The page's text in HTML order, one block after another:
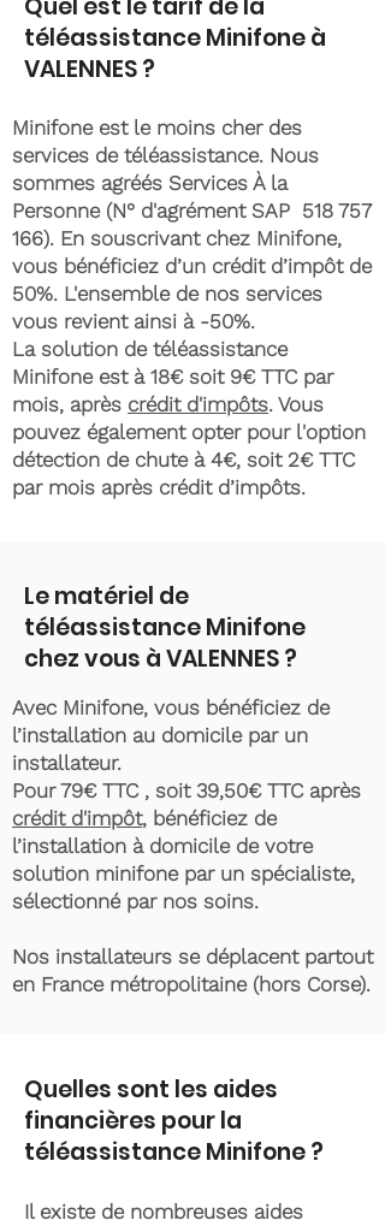
Quel est le tarif de la
téléassistance Minifone à
VALENNES ?
Minifone est le moins cher des
services de téléassistance. Nous
sommes agréés Services À la
Personne (N° d'agrément SAP 518 757
166). En souscrivant chez Minifone,
vous bénéficiez d’un crédit d’impôt de
50%. L'ensemble de nos services
vous revient ainsi à -50%.
La solution de téléassistance
Minifone est à 18€ soit 9€ TTC par
mois, après crédit d'impôts. Vous
pouvez également opter pour l'option
détection de chute à 4€, soit 2€ TTC
par mois après crédit d’impôts.
Le matériel de
téléassistance Minifone
chez vous à VALENNES ?
Avec Minifone, vous bénéficiez de
l’installation au domicile par un
installateur.
Pour 79€ TTC , soit 39,50€ TTC après
crédit d'impôt, bénéficiez de
l’installation à domicile de votre
solution minifone par un spécialiste,
sélectionné par nos soins.
Nos installateurs se déplacent partout
en France métropolitaine (hors Corse).
Quelles sont les aides
financières pour la
téléassistance Minifone ?
Il existe de nombreuses aides